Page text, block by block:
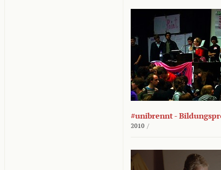
#unibrennt -
2010 /